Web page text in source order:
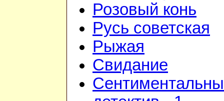
Розовый конь
Русь советская
Рыжая
Свидание